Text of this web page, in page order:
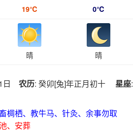
19℃ 0℃
晴 晴
日 农历: 癸卯[兔]年正月初十 星座:
椆栖、教牛马、针灸、余事勿取
、安葬